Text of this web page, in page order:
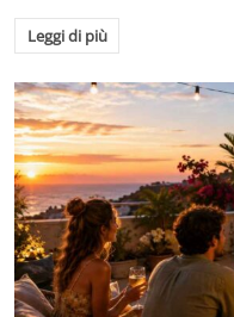
Leggi di più